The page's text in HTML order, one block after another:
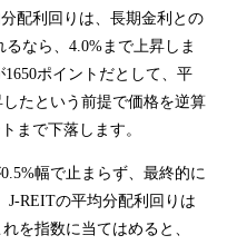
配利回りは、長期金利との
なら、4.0%まで上昇しま
ポイントだとして、平
たという前提で価格を逆算
まで下落します。
幅で止まらず、最終的に
J-REITの平均分配利回りは
を指数に当てはめると、